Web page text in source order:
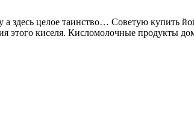
здесь целое таинство… Советую купить
этого киселя. Кисломолочные продукты